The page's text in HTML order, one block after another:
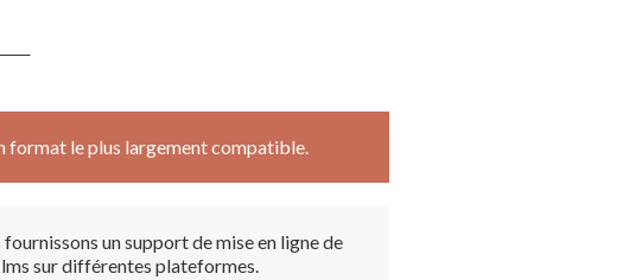
format le plus largement compatible.
fournissons un support de mise en ligne de
sur différentes plateformes.